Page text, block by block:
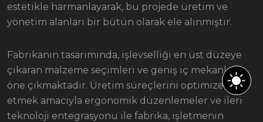
estetikle harmanlayarak, bu projede üretim ve
yönetim alanları bir bütün olarak ele alınmıştır.
Fabrikanın tasarımında, işlevselliği en üst düzeye
çıkaran malzeme seçimleri ve geniş iç mekanlar
öne çıkmaktadır. Üretim süreçlerini optimize
etmek amacıyla ergonomik düzenlemeler ve ileri
teknoloji entegrasyonu ile fabrika, işletmenin